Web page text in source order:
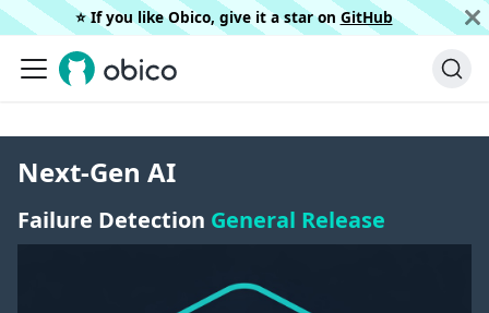
⭐️ If you like Obico, give it a star on GitHub
Next-Gen AI
Failure Detection General Release